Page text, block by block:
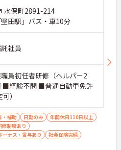
水保町2891-214
田駅」バス・車10分
社員
員初任者研修（ヘルパー2
■経験不問 ■普通自動車免許
）
・補助 日勤のみ
年間休日110日以上
修制度あり
ーナス・賞与あり
社会保険完備